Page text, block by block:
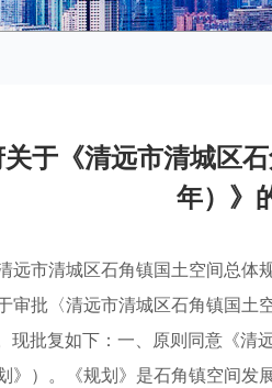
于《清远市清城区
年）》
远市清城区石角镇国土空间总
审批〈清远市清城区石角镇国
现批复如下：一、原则同意《
》）。《规划》是石角镇空间